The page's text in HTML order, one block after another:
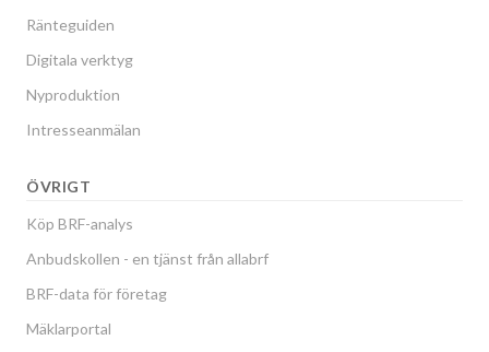
Ränteguiden
Digitala verktyg
Nyproduktion
Intresseanmälan
ÖVRIGT
Köp BRF-analys
Anbudskollen - en tjänst från allabrf
BRF-data för företag
Mäklarportal